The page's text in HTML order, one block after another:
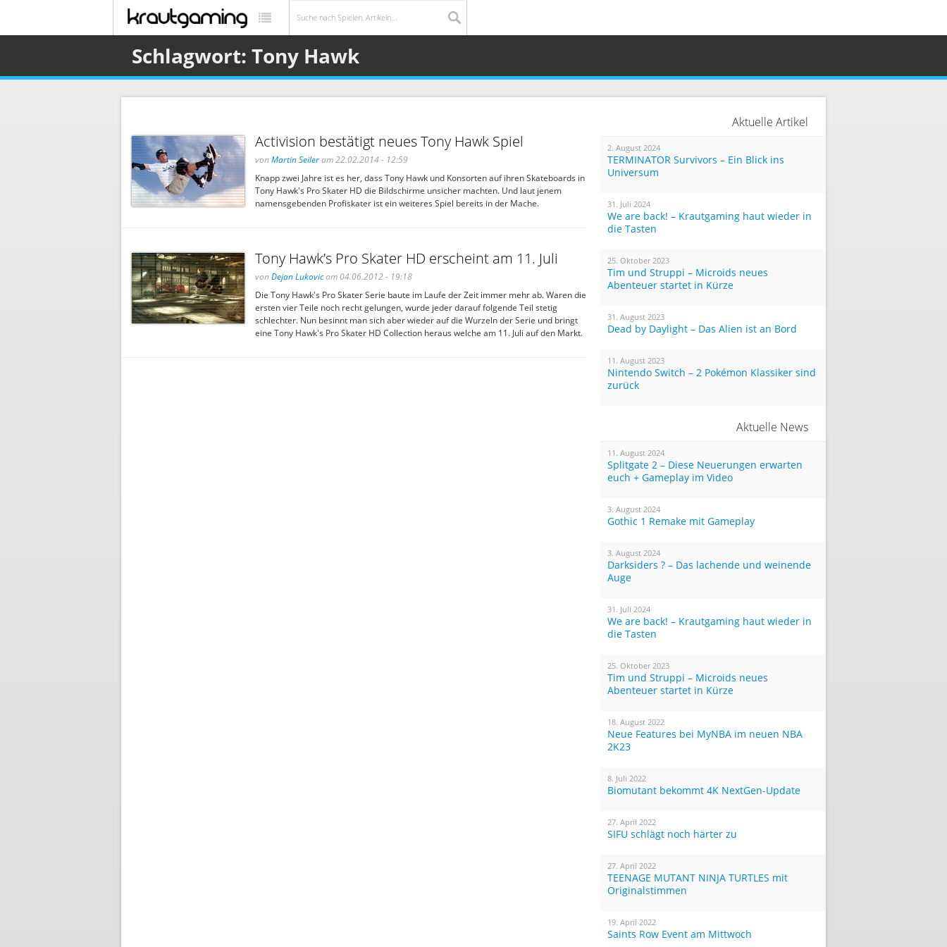
Schlagwort: Tony Hawk
Activision bestätigt neues Tony Hawk Spiel
von Martin Seileram 22.02.2014 - 12:59
Knapp zwei Jahre ist es her, dass Tony Hawk und Konsorten auf ihren Skateboards in
Tony Hawk's Pro Skater HD die Bildschirme unsicher machten. Und laut jenem
namensgebenden Profiskater ist ein weiteres Spiel bereits in der Mache.
Tony Hawk’s Pro Skater HD erscheint am 11. Juli
von Dejan Lukovicam 04.06.2012 - 19:18
Die Tony Hawk's Pro Skater Serie baute im Laufe der Zeit immer mehr ab. Waren die
ersten vier Teile noch recht gelungen, wurde jeder darauf folgende Teil stetig
schlechter. Nun besinnt man sich aber wieder auf die Wurzeln der Serie und bringt
eine Tony Hawk's Pro Skater HD Collection heraus welche am 11. Juli auf den Markt.
Aktuelle Artikel
2. August 2024
TERMINATOR Survivors – Ein Blick ins
Universum
31. Juli 2024
We are back! – Krautgaming haut wieder in
die Tasten
25. Oktober 2023
Tim und Struppi – Microids neues
Abenteuer startet in Kürze
31. August 2023
Dead by Daylight – Das Alien ist an Bord
11. August 2023
Nintendo Switch – 2 Pokémon Klassiker sind
zurück
Aktuelle News
11. August 2024
Splitgate 2 – Diese Neuerungen erwarten
euch + Gameplay im Video
3. August 2024
Gothic 1 Remake mit Gameplay
3. August 2024
Darksiders ? – Das lachende und weinende
Auge
31. Juli 2024
We are back! – Krautgaming haut wieder in
die Tasten
25. Oktober 2023
Tim und Struppi – Microids neues
Abenteuer startet in Kürze
18. August 2022
Neue Features bei MyNBA im neuen NBA
2K23
8. Juli 2022
Biomutant bekommt 4K NextGen-Update
27. April 2022
SIFU schlägt noch härter zu
27. April 2022
TEENAGE MUTANT NINJA TURTLES mit
Originalstimmen
19. April 2022
Saints Row Event am Mittwoch